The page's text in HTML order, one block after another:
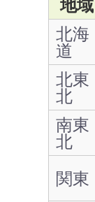
北海
道
北東
北
南東
北
関東